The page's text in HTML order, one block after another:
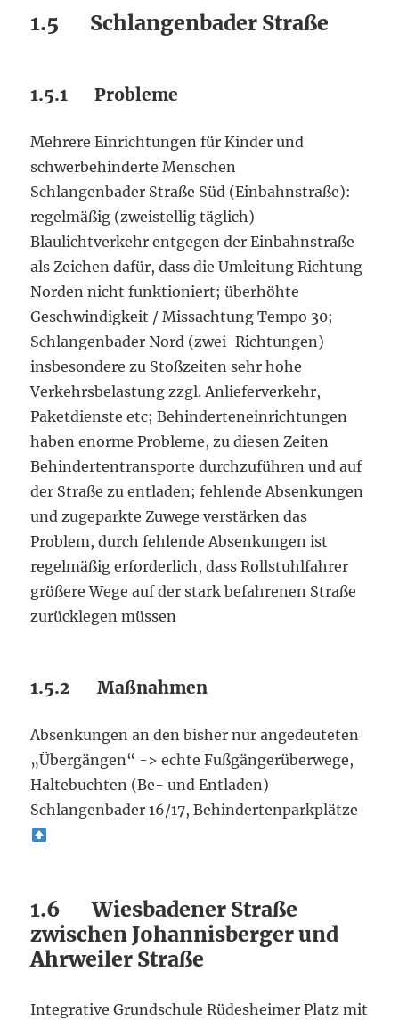
1.5 Schlangenbader Straße
1.5.1 Probleme
Mehrere Einrichtungen für Kinder und
schwerbehinderte Menschen
Schlangenbader Straße Süd (Einbahnstraße):
regelmäßig (zweistellig täglich)
Blaulichtverkehr entgegen der Einbahnstraße
als Zeichen dafür, dass die Umleitung Richtung
Norden nicht funktioniert; überhöhte
Geschwindigkeit / Missachtung Tempo 30;
Schlangenbader Nord (zwei-Richtungen)
insbesondere zu Stoßzeiten sehr hohe
Verkehrsbelastung zzgl. Anlieferverkehr,
Paketdienste etc; Behinderteneinrichtungen
haben enorme Probleme, zu diesen Zeiten
Behindertentransporte durchzuführen und auf
der Straße zu entladen; fehlende Absenkungen
und zugeparkte Zuwege verstärken das
Problem, durch fehlende Absenkungen ist
regelmäßig erforderlich, dass Rollstuhlfahrer
größere Wege auf der stark befahrenen Straße
zurücklegen müssen
1.5.2 Maßnahmen
Absenkungen an den bisher nur angedeuteten
„Übergängen“ -> echte Fußgängerüberwege,
Haltebuchten (Be- und Entladen)
Schlangenbader 16/17, Behindertenparkplätze
1.6 Wiesbadener Straße
zwischen Johannisberger und
Ahrweiler Straße
Integrative Grundschule Rüdesheimer Platz mit